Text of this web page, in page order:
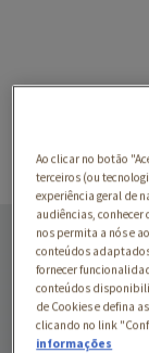
Ao clicar no botão
terceiros (ou
experiência geral de
audiências, conhecer
nos permita a nós e
conteúdos
fornecer
conteúdos
de Cookies e defina
clicando no link
informações